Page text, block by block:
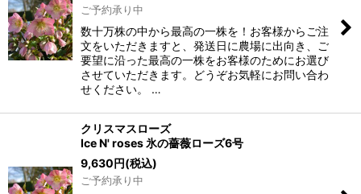
ご予約承り中
数十万株の中から最高の一株を！お客様からご注
文をいただきますと、発送日に農場に出向き、ご
要望に沿った最高の一株をお客様のためにお選び
させていただきます。どうぞお気軽にお問い合わ
せください。 …
クリスマスローズ
Ice N' roses 氷の薔薇ローズ6号
9,630円(税込)
ご予約承り中